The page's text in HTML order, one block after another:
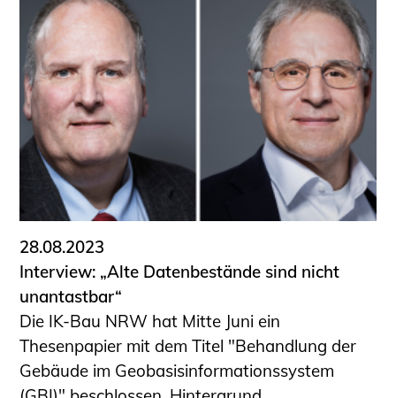
28.08.2023
Interview: „Alte Datenbestände sind nicht
unantastbar“
Die IK-Bau NRW hat Mitte Juni ein
Thesenpapier mit dem Titel "Behandlung der
Gebäude im Geobasisinformationssystem